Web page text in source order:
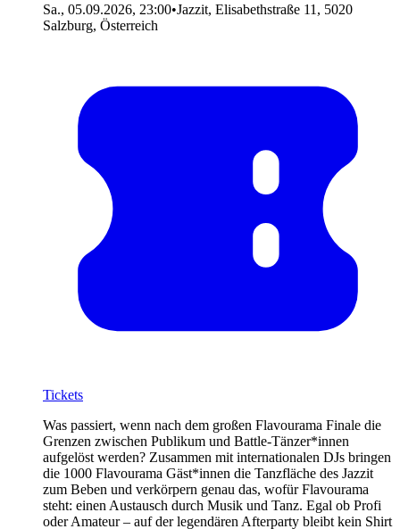
Sa., 05.09.2026, 23:00•Jazzit, Elisabethstraße 11, 5020
Salzburg, Österreich
Tickets
Was passiert, wenn nach dem großen Flavourama Finale die
Grenzen zwischen Publikum und Battle-Tänzer*innen
aufgelöst werden? Zusammen mit internationalen DJs bringen
die 1000 Flavourama Gäst*innen die Tanzfläche des Jazzit
zum Beben und verkörpern genau das, wofür Flavourama
steht: einen Austausch durch Musik und Tanz. Egal ob Profi
oder Amateur – auf der legendären Afterparty bleibt kein Shirt